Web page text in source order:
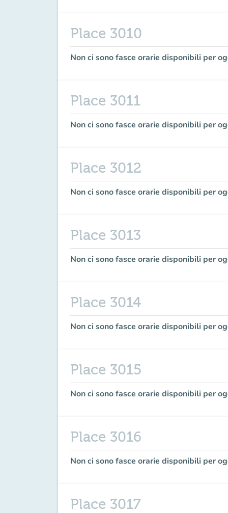
Place 3010
Non ci sono fasce orarie disponibili per
Place 3011
Non ci sono fasce orarie disponibili per
Place 3012
Non ci sono fasce orarie disponibili per
Place 3013
Non ci sono fasce orarie disponibili per
Place 3014
Non ci sono fasce orarie disponibili per
Place 3015
Non ci sono fasce orarie disponibili per
Place 3016
Non ci sono fasce orarie disponibili per
Place 3017